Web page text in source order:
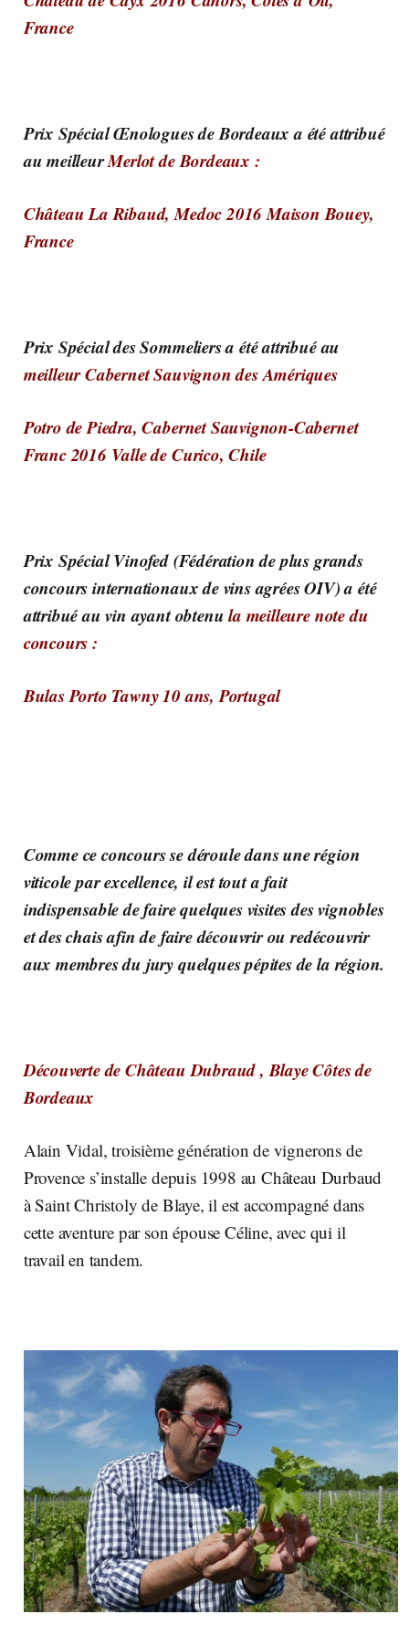
France
Prix Spécial Œnologues de Bordeaux a été attribué
au meilleurMerlot de Bordeaux :
Château La Ribaud, Medoc 2016 Maison Bouey,
France
Prix Spécial des Sommeliers a été attribué au
meilleur Cabernet Sauvignon des Amériques
Potro de Piedra, Cabernet Sauvignon-Cabernet
Franc 2016 Valle de Curico, Chile
Prix Spécial Vinofed (Fédération de plus grands
concours internationaux de vins agrées OIV) a été
attribué au vin ayant obtenula meilleure note du
concours :
Bulas Porto Tawny 10 ans, Portugal
Comme ce concours se déroule dans une région
viticole par excellence, il est tout a fait
indispensable de faire quelques visites des vignobles
et des chais afin de faire découvrir ou redécouvrir
aux membres du jury quelques pépites de la région.
Découverte de Château Dubraud , Blaye Côtes de
Bordeaux
Alain Vidal, troisième génération de vignerons de
Provence s’installe depuis 1998 au Château Durbaud
à Saint Christoly de Blaye, il est accompagné dans
cette aventure par son épouse Céline, avec qui il
travail en tandem.